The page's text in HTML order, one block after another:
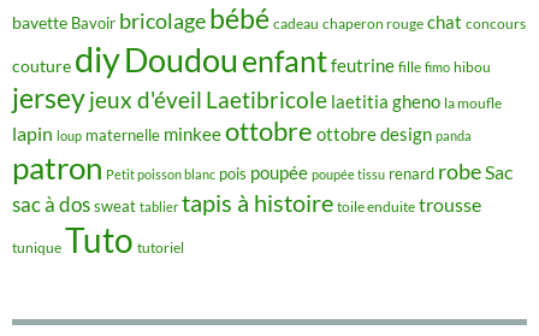
bavette Bavoir bricolagebébé cadeau chaperon rouge chat concours
couture diyDoudou enfantfeutrine fille fimo hibou
jerseyjeux d'éveil Laetibricole laetitia gheno la moufle
lapin loup maternelle minkeeottobre ottobre design panda
patron Petit poisson blanc pois poupée poupée tissu renard robeSac
sac à dossweat tablier tapis à histoire toile enduite trousse
tunique Tuto tutoriel